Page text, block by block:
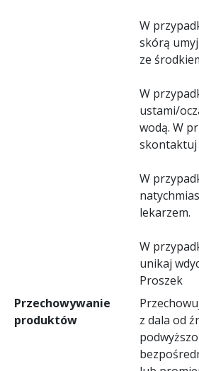
W
skórą
ze
W
ustami/
wodą. W
skontaktuj
W
lekarzem.
W
unikaj
Proszek
Przechowywanie
produktów
z dala od